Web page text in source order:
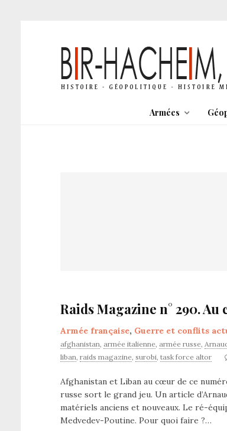
Armées
Raids Magazine n° 290.
Armée française, Guerre et conflits
afghanistan, armée italienne, armée russe,
liban, raids magazine, surobi, task force altor
Afghanistan et Liban au cœur de ce
russe sort le grand jeu. Un article
matériels anciens et nouveaux. Le ré-
Medvedev-Poutine. Pour quoi faire ?…